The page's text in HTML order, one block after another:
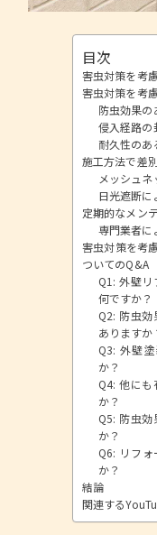
目次
害虫対策を考
害虫対策を考
防虫効果の
侵入経路の
耐久性のあ
施工方法で差
メッシュ
日光遮断に
定期的なメン
専門業者に
害虫対策を考
ついてのQ&A
Q1: 外壁
何ですか？
Q2: 防虫
ありますか
Q3: 外壁
か？
Q4: 他に
か？
Q5: 防虫
か？
Q6: リフ
か？
結論
関連する